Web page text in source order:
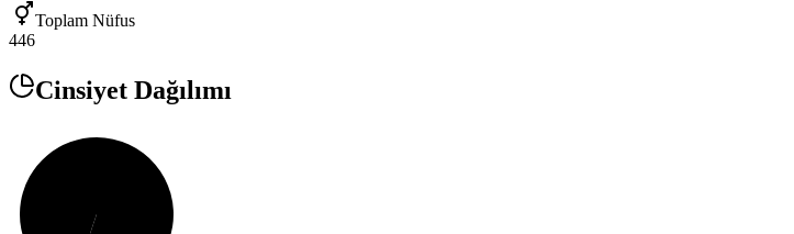
Toplam Nüfus
446
Cinsiyet Dağılımı